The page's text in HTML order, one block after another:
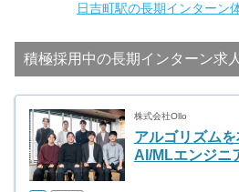
日吉町駅の長期インターン
積極採用中の長期インターン求人
株式会社Ollo
アルゴリズム
AI/MLエンジニ